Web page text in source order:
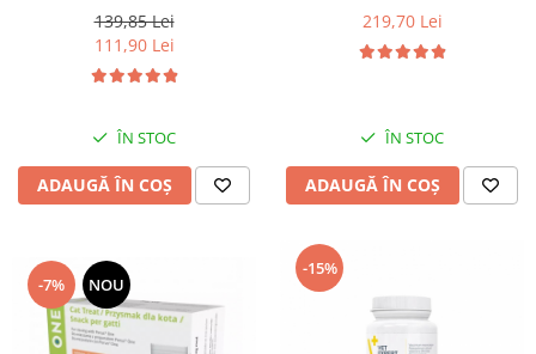
139,85 Lei
111,90 Lei
ÎN STOC
ADAUGĂ ÎN COȘ
219,70 Lei
ÎN STOC
ADAUGĂ ÎN COȘ
-7% NOU
-15%